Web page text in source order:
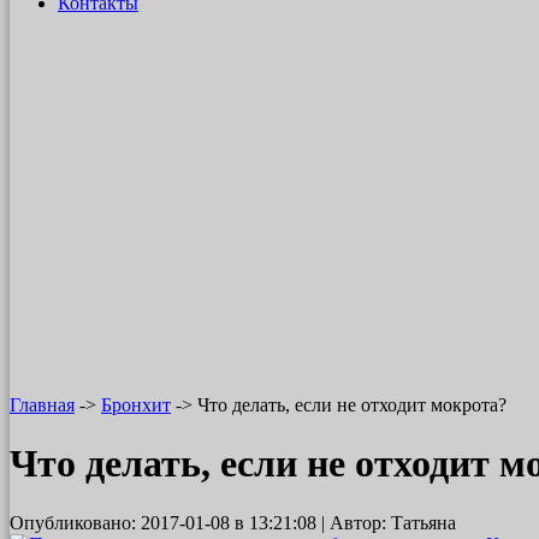
Главная -> Бронхит -> Что делать, если не отходит мокрота?
Что делать, если не отходит
Опубликовано: 2017-01-08 в 13:21:08 | Автор: Татьяна